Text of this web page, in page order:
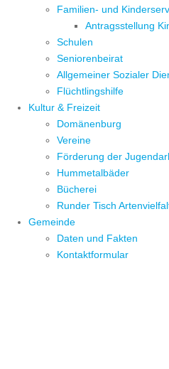
Familien- und
Antragsstellung
Schulen
Seniorenbeirat
Allgemeiner Sozialer
Flüchtlingshilfe
Kultur & Freizeit
Domänenburg
Vereine
Förderung der
Hummetalbäder
Bücherei
Runder Tisch
Gemeinde
Daten und Fakten
Kontaktformular